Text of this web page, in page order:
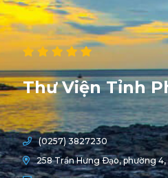
Thư Viện Tỉnh
(0257) 3827230
258 Trần Hưng Ðạo, phường 4,